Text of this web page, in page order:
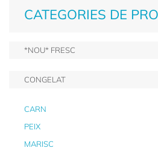
CATEGORIES DE
*NOU* FRESC
CONGELAT
CARN
PEIX
MARISC